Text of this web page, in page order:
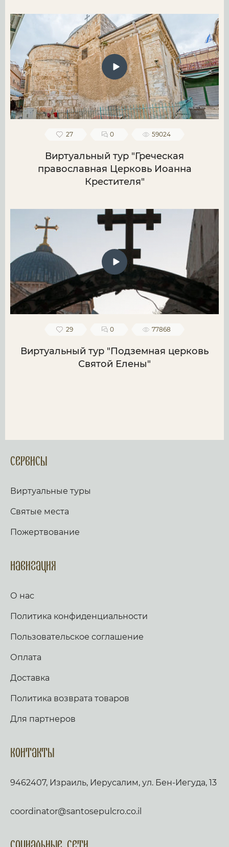
27 0 59024
Виртуальный тур "Греческая
православная Церковь Иоанна
Крестителя"
29 0 77868
Виртуальный тур "Подземная церковь
Святой Елены"
Сервисы
Виртуальные туры
Святые места
Пожертвование
Навигация
О нас
Политика конфиденциальности
Пользовательское соглашение
Оплата
Доставка
Политика возврата товаров
Для партнеров
Контакты
9462407, Израиль, Иерусалим, ул. Бен-Иегуда, 13
coordinator@santosepulcro.co.il